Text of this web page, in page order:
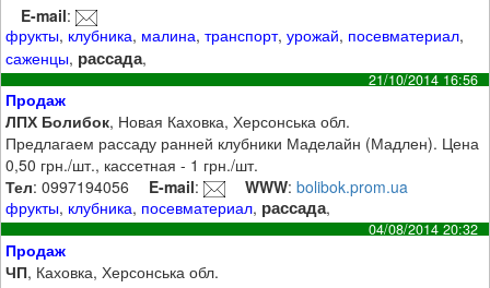
E-mail:
фрукты, клубника, малина,транспорт,урожай, посевматериал,
саженцы, рассада,
21/10/2014 16:56
Продаж
ЛПХ Болибок, Новая Каховка, Херсонська обл.
Предлагаем рассаду ранней клубники Маделайн (Мадлен). Цена
0,50 грн./шт., кассетная - 1 грн./шт.
Тел: 0997194056 E-mail: WWW:bolibok.prom.ua
фрукты, клубника, посевматериал, рассада,
04/08/2014 20:32
Продаж
ЧП, Каховка, Херсонська обл.